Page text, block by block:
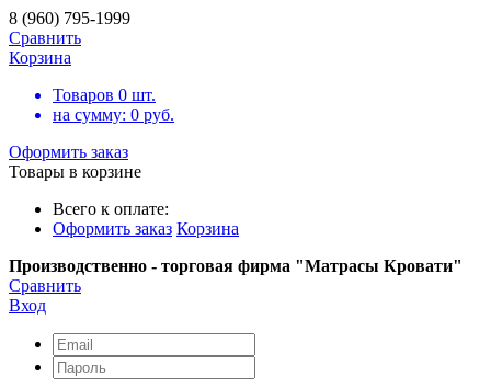
8 (960) 795-1999
Сравнить
Корзина
Товаров 0 шт.
на сумму: 0 руб.
Оформить заказ
Товары в корзине
Всего к оплате:
Оформить заказ Корзина
Производственно - торговая фирма "Матрасы Кровати"
Сравнить
Вход